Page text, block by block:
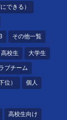
できる）
その他一覧
高校生 大学生
ブチーム
位） 個人
高校生向け